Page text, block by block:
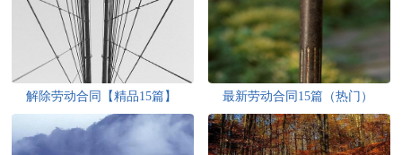
解除劳动合同【精品15篇】 最新劳动合同15篇（热门）